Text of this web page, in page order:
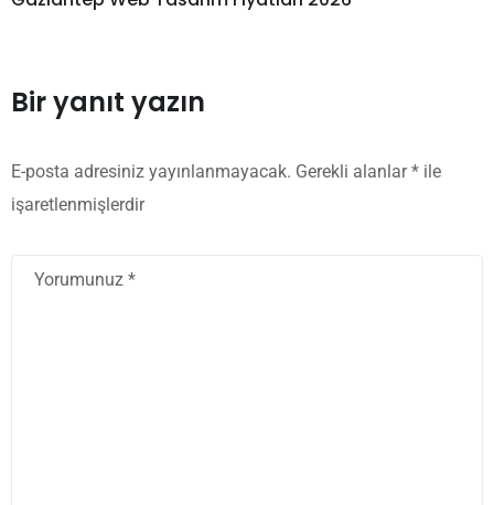
Bir yanıt yazın
E-posta adresiniz yayınlanmayacak. Gerekli alanlar* ile
işaretlenmişlerdir